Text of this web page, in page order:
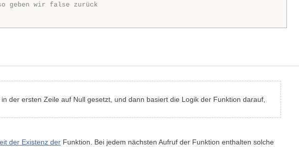
geben wir false zurück
der ersten Zeile auf Null gesetzt, und dann basiert die Logik der Funktion darauf,
der Existenz der Funktion. Bei jedem nächsten Aufruf der Funktion enthalten solche